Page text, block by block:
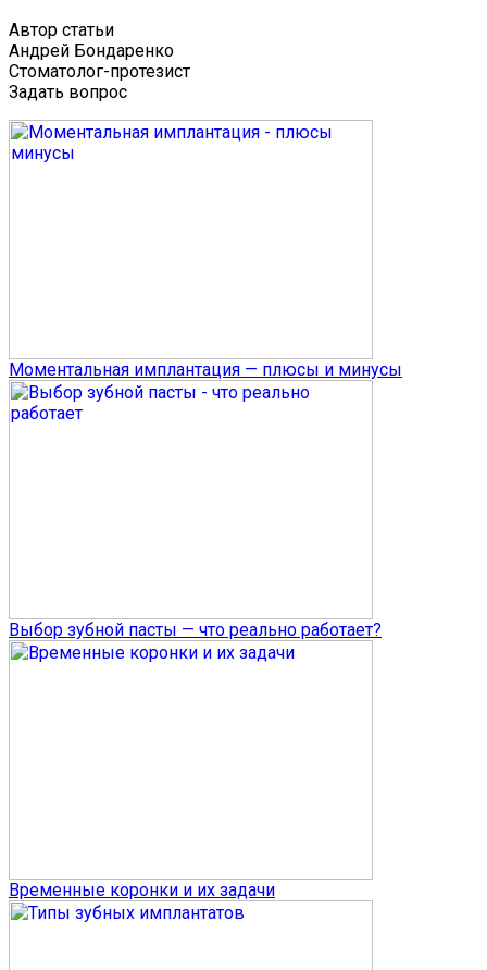
Автор статьи
Андрей Бондаренко
Стоматолог-протезист
Задать вопрос
Моментальная имплантация — плюсы и минусы
Выбор зубной пасты — что реально работает?
Временные коронки и их задачи